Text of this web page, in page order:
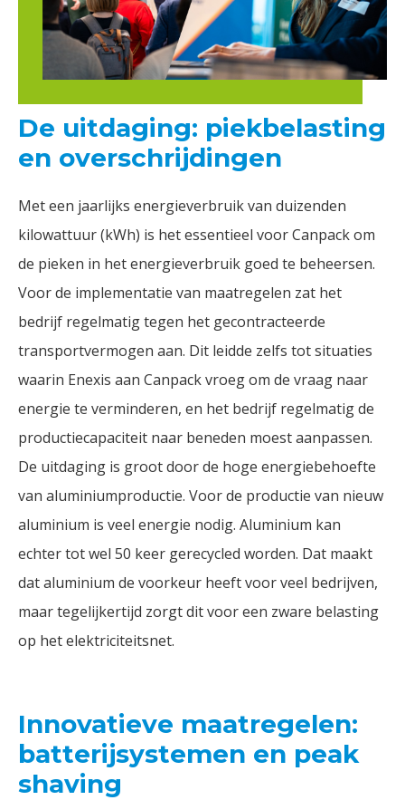
De uitdaging: piekbelasting
en overschrijdingen
Met een jaarlijks energieverbruik van duizenden
kilowattuur (kWh) is het essentieel voor Canpack om
de pieken in het energieverbruik goed te beheersen.
Voor de implementatie van maatregelen zat het
bedrijf regelmatig tegen het gecontracteerde
transportvermogen aan. Dit leidde zelfs tot situaties
waarin Enexis aan Canpack vroeg om de vraag naar
energie te verminderen, en het bedrijf regelmatig de
productiecapaciteit naar beneden moest aanpassen.
De uitdaging is groot door de hoge energiebehoefte
van aluminiumproductie. Voor de productie van nieuw
aluminium is veel energie nodig. Aluminium kan
echter tot wel 50 keer gerecycled worden. Dat maakt
dat aluminium de voorkeur heeft voor veel bedrijven,
maar tegelijkertijd zorgt dit voor een zware belasting
op het elektriciteitsnet.
Innovatieve maatregelen:
batterijsystemen en peak
shaving